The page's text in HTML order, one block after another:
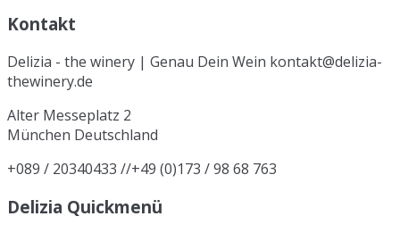
Kontakt
Delizia - the winery | Genau Dein Wein kontakt@delizia-
thewinery.de
Alter Messeplatz 2
München Deutschland
+089 / 20340433 //+49 (0)173 / 98 68 763
Delizia Quickmenü